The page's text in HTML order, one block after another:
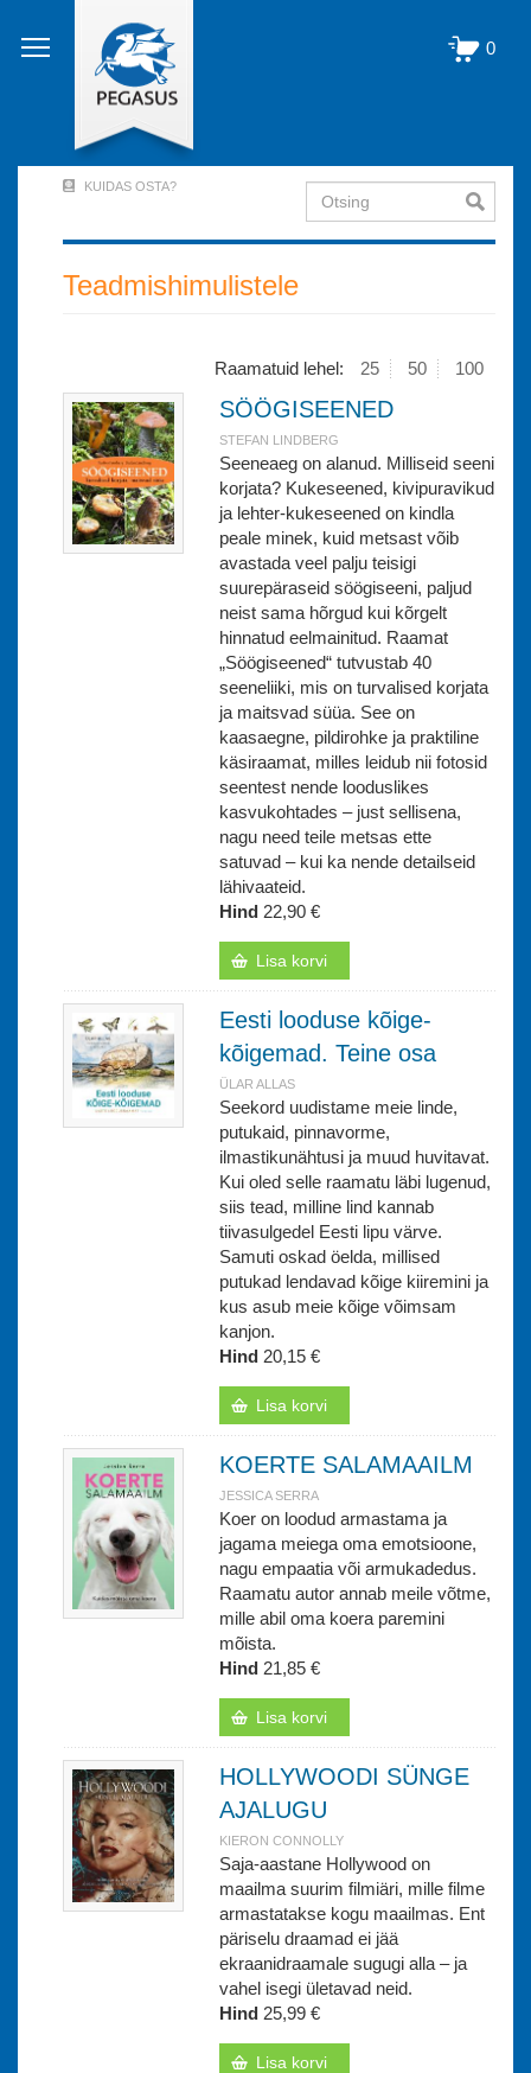
edasi
põhisisu
0
Account
Menu
KUIDAS OSTA? Otsing
Teadmishimulistele
Raamatuid lehel: 25 50 100
SÖÖGISEENED
STEFAN LINDBERG
Seeneaeg on alanud. Milliseid seeni
korjata? Kukeseened, kivipuravikud
ja lehter-kukeseened on kindla
peale minek, kuid metsast võib
avastada veel palju teisigi
suurepäraseid söögiseeni, paljud
neist sama hõrgud kui kõrgelt
hinnatud eelmainitud. Raamat
„Söögiseened“ tutvustab 40
seeneliiki, mis on turvalised korjata
ja maitsvad süüa. See on
kaasaegne, pildirohke ja praktiline
käsiraamat, milles leidub nii fotosid
seentest nende looduslikes
kasvukohtades – just sellisena,
nagu need teile metsas ette
satuvad – kui ka nende detailseid
lähivaateid.
Hind 22,90 €
Lisa korvi
Eesti looduse kõige-
kõigemad. Teine osa
ÜLAR ALLAS
Seekord uudistame meie linde,
putukaid, pinnavorme,
ilmastikunähtusi ja muud huvitavat.
Kui oled selle raamatu läbi lugenud,
siis tead, milline lind kannab
tiivasulgedel Eesti lipu värve.
Samuti oskad öelda, millised
putukad lendavad kõige kiiremini ja
kus asub meie kõige võimsam
kanjon.
Hind 20,15 €
Lisa korvi
KOERTE SALAMAAILM
JESSICA SERRA
Koer on loodud armastama ja
jagama meiega oma emotsioone,
nagu empaatia või armukadedus.
Raamatu autor annab meile võtme,
mille abil oma koera paremini
mõista.
Hind 21,85 €
Lisa korvi
HOLLYWOODI SÜNGE
AJALUGU
KIERON CONNOLLY
Saja-aastane Hollywood on
maailma suurim filmiäri, mille filme
armastatakse kogu maailmas. Ent
päriselu draamad ei jää
ekraanidraamale sugugi alla – ja
vahel isegi ületavad neid.
Hind 25,99 €
Lisa korvi